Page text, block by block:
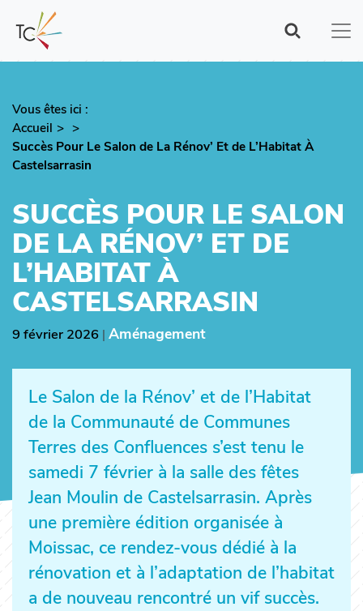
contenu
principal
Vous êtes ici :
Fil
d'Ariane
Accueil
Succès Pour Le Salon de La Rénov’ Et de L’Habitat À
Castelsarrasin
SUCCÈS POUR LE SALON
DE LA RÉNOV’ ET DE
L’HABITAT À
CASTELSARRASIN
9 février 2026 | Aménagement
Le Salon de la Rénov’ et de l’Habitat
de la Communauté de Communes
Terres des Confluences s’est tenu le
samedi 7 février à la salle des fêtes
Jean Moulin de Castelsarrasin. Après
une première édition organisée à
Moissac, ce rendez-vous dédié à la
rénovation et à l’adaptation de l’habitat
a de nouveau rencontré un vif succès.